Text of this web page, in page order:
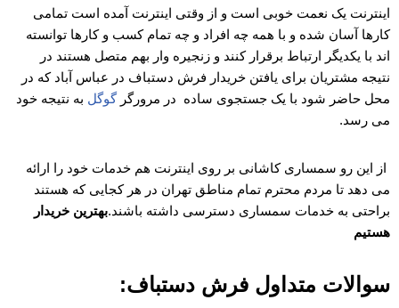
اینترنت یک نعمت خوبی است و از وقتی اینترنت آمده است تمامی
کارها آسان شده و با همه چه افراد و چه تمام کسب و کارها توانسته
اند با یکدیگر ارتباط برقرار کنند و زنجیره وار بهم متصل هستند در
نتیجه مشتریان برای یافتن خریدار فرش دستباف در عباس آباد که در
محل حاضر شود با یک جستجوی ساده در مرورگرگوگل به نتیجه خود
می رسد.
از این رو سمساری کاشانی بر روی اینترنت هم خدمات خود را ارائه
می دهد تا مردم محترم تمام مناطق تهران در هر کجایی که هستند
براحتی به خدمات سمساری دسترسی داشته باشند.بهترین خریدار
هستیم
سوالات متداول فرش دستباف: